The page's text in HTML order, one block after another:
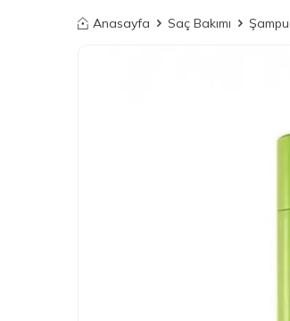
Anasayfa Saç Bakımı